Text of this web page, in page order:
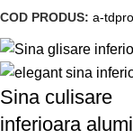
COD PRODUS: a-
Sina culisare
inferioara